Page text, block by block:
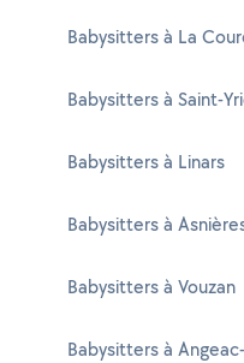
Babysitters à La
Babysitters à Saint-
Babysitters à Linars
Babysitters à
Babysitters à Vouzan
Babysitters à